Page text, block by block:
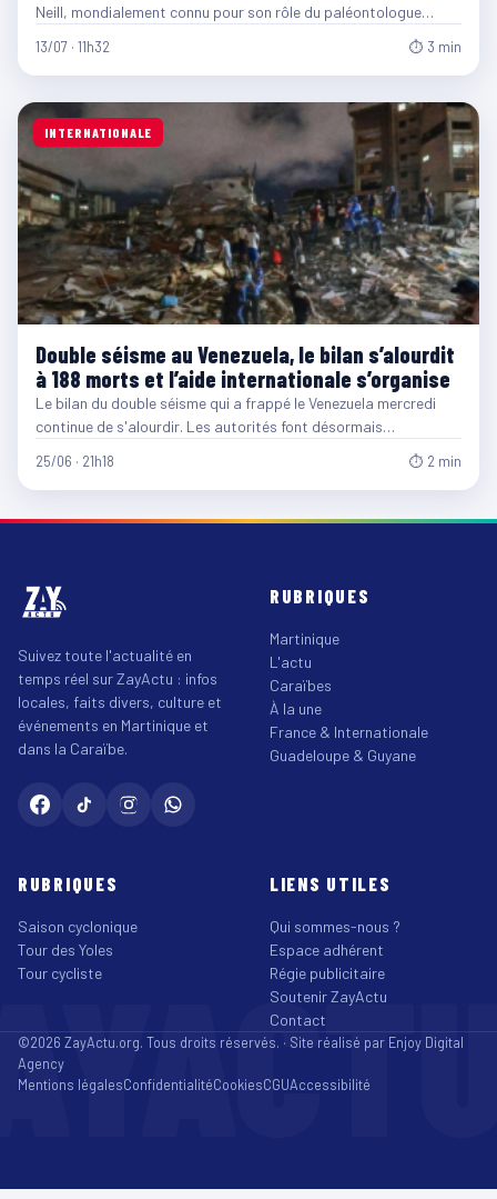
Neill, mondialement connu pour son rôle du paléontologue…
13/07 · 11h32 ⏱ 3 min
INTERNATIONALE
Double séisme au Venezuela, le bilan s’alourdit
à 188 morts et l’aide internationale s’organise
Le bilan du double séisme qui a frappé le Venezuela mercredi
continue de s'alourdir. Les autorités font désormais…
25/06 · 21h18 ⏱ 2 min
Suivez toute l'actualité en
temps réel sur ZayActu : infos
locales, faits divers, culture et
événements en Martinique et
dans la Caraïbe.
RUBRIQUES
Martinique
L'actu
Caraïbes
À la une
France & Internationale
Guadeloupe & Guyane
RUBRIQUES
Saison cyclonique
Tour des Yoles
Tour cycliste
LIENS UTILES
Qui sommes-nous ?
Espace adhérent
Régie publicitaire
Soutenir ZayActu
Contact
©2026 ZayActu.org. Tous droits réservés. · Site réalisé par Enjoy Digital
Agency
Mentions légalesConfidentialitéCookiesCGUAccessibilité